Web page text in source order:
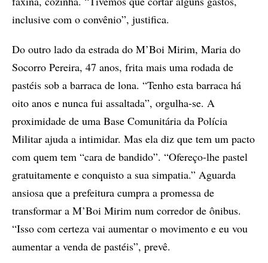
inclusive com o convênio”, justifica.
Do outro lado da estrada do M’Boi Mirim, Maria do
Socorro Pereira, 47 anos, frita mais uma rodada de
pastéis sob a barraca de lona. “Tenho esta barraca há
oito anos e nunca fui assaltada”, orgulha-se. A
proximidade de uma Base Comunitária da Polícia
Militar ajuda a intimidar. Mas ela diz que tem um pacto
com quem tem “cara de bandido”. “Ofereço-lhe pastel
gratuitamente e conquisto a sua simpatia.” Aguarda
ansiosa que a prefeitura cumpra a promessa de
transformar a M’Boi Mirim num corredor de ônibus.
“Isso com certeza vai aumentar o movimento e eu vou
aumentar a venda de pastéis”, prevê.